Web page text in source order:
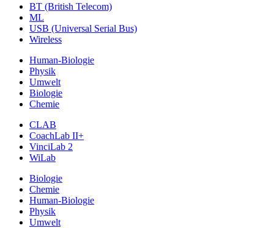
BT (British Telecom)
ML
USB (Universal Serial Bus)
Wireless
Human-Biologie
Physik
Umwelt
Biologie
Chemie
CLAB
CoachLab II+
VinciLab 2
WiLab
Biologie
Chemie
Human-Biologie
Physik
Umwelt